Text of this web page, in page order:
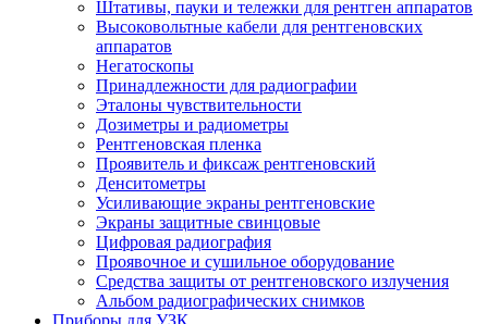
Штативы, пауки и тележки для рентген аппаратов
Высоковольтные кабели для рентгеновских
аппаратов
Негатоскопы
Принадлежности для радиографии
Эталоны чувствительности
Дозиметры и радиометры
Рентгеновская пленка
Проявитель и фиксаж рентгеновский
Денситометры
Усиливающие экраны рентгеновские
Экраны защитные свинцовые
Цифровая радиография
Проявочное и сушильное оборудование
Средства защиты от рентгеновского излучения
Альбом радиографических снимков
Приборы для УЗК